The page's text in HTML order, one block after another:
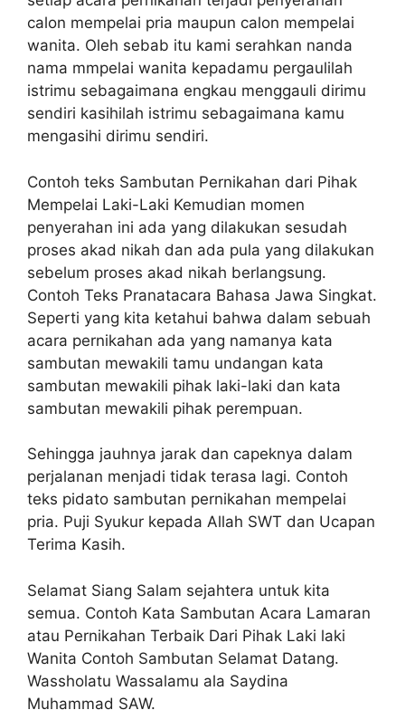
calon mempelai pria maupun calon mempelai
wanita. Oleh sebab itu kami serahkan nanda
nama mmpelai wanita kepadamu pergaulilah
istrimu sebagaimana engkau menggauli dirimu
sendiri kasihilah istrimu sebagaimana kamu
mengasihi dirimu sendiri.
Contoh teks Sambutan Pernikahan dari Pihak
Mempelai Laki-Laki Kemudian momen
penyerahan ini ada yang dilakukan sesudah
proses akad nikah dan ada pula yang dilakukan
sebelum proses akad nikah berlangsung.
Contoh Teks Pranatacara Bahasa Jawa Singkat.
Seperti yang kita ketahui bahwa dalam sebuah
acara pernikahan ada yang namanya kata
sambutan mewakili tamu undangan kata
sambutan mewakili pihak laki-laki dan kata
sambutan mewakili pihak perempuan.
Sehingga jauhnya jarak dan capeknya dalam
perjalanan menjadi tidak terasa lagi. Contoh
teks pidato sambutan pernikahan mempelai
pria. Puji Syukur kepada Allah SWT dan Ucapan
Terima Kasih.
Selamat Siang Salam sejahtera untuk kita
semua. Contoh Kata Sambutan Acara Lamaran
atau Pernikahan Terbaik Dari Pihak Laki laki
Wanita Contoh Sambutan Selamat Datang.
Wassholatu Wassalamu ala Saydina
Muhammad SAW.